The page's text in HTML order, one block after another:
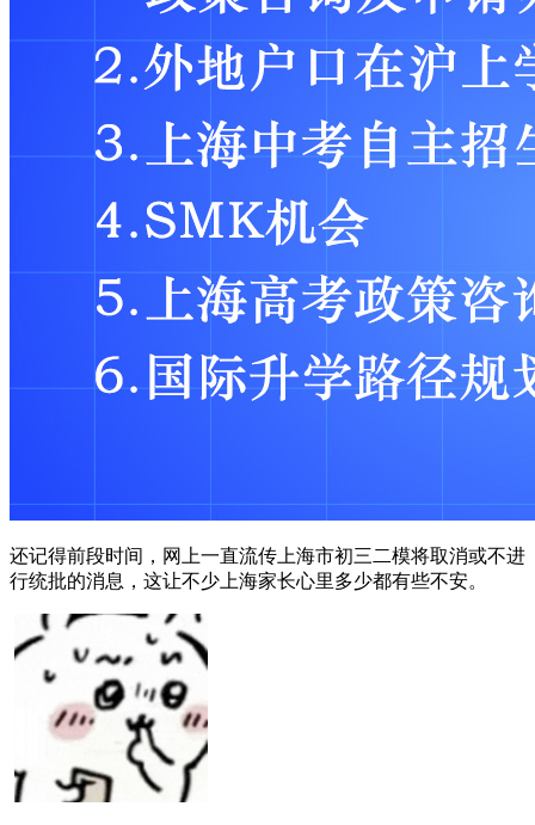
还记得前段时间，网上一直流传上海市初三二模将取消或不进
行统批的消息，这让不少上海家长心里多少都有些不安。